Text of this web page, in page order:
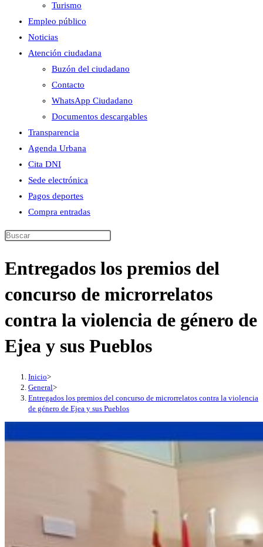
Turismo
Empleo público
Noticias
Atención ciudadana
Buzón del ciudadano
Contacto
WhatsApp Ciudadano
Documentos descargables
Transparencia
Agenda Urbana
Cita DNI
Sede electrónica
Pagos deportes
Compra entradas
Buscar
esta
Entregados los premios del
concurso de microrrelatos
contra la violencia de género de
Ejea y sus Pueblos
Inicio>
General>
Entregados los premios del concurso de microrrelatos contra la violencia
de género de Ejea y sus Pueblos